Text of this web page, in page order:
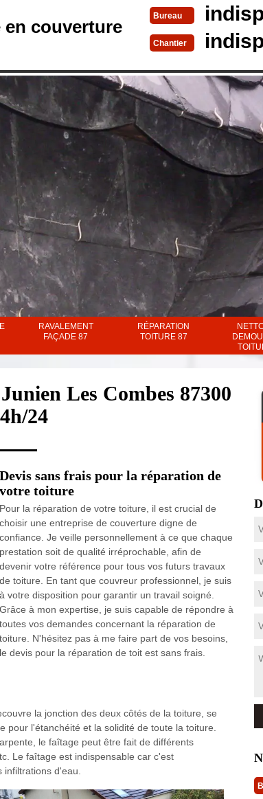
en couverture
Bureau
Chantier
RAVALEMENT
FAÇADE 87
RÉPARATION
TOITURE 87
Les Combes 87300
24
Devis sans frais pour la réparation de
votre toiture
Pour la réparation de votre toiture, il est crucial de
choisir une entreprise de couverture digne de
confiance. Je veille personnellement à ce que chaque
prestation soit de qualité irréprochable, afin de
devenir votre référence pour tous vos futurs travaux
de toiture. En tant que couvreur professionnel, je suis
à votre disposition pour garantir un travail soigné.
Grâce à mon expertise, je suis capable de répondre à
toutes vos demandes concernant la réparation de
toiture. N'hésitez pas à me faire part de vos besoins,
le devis pour la réparation de toit est sans frais.
la jonction des deux côtés de la toiture, se
pour l'étanchéité et la solidité de toute la toiture.
le faîtage peut être fait de différents
Le faîtage est indispensable car c'est
d'eau.